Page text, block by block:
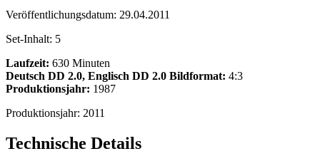
Veröffentlichungsdatum: 29.04.2011
Set-Inhalt: 5
Laufzeit: 630 Minuten
Deutsch DD 2.0, Englisch DD 2.0 Bildformat: 4:3
Produktionsjahr: 1987
Produktionsjahr: 2011
Technische Details